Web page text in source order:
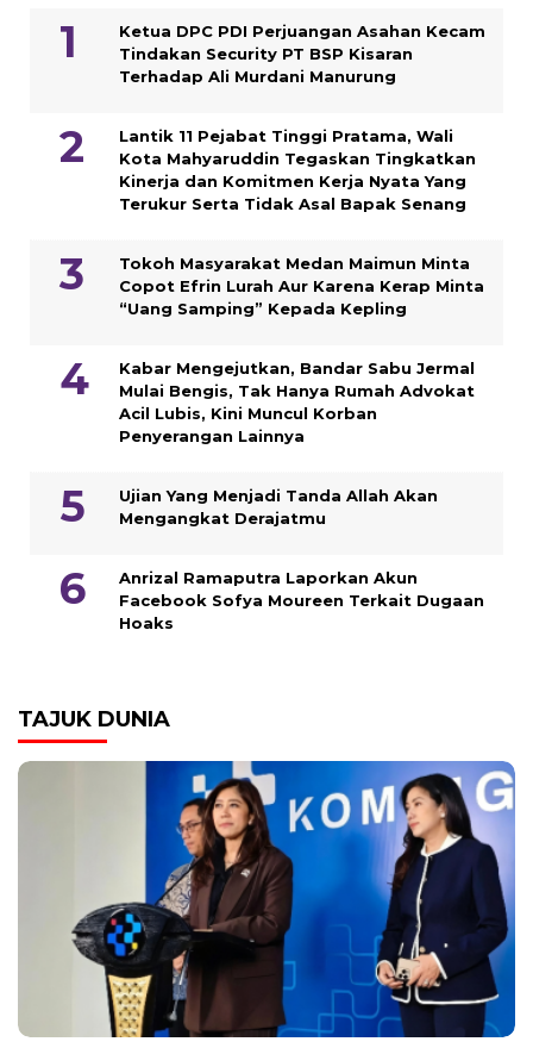
Ketua DPC PDI Perjuangan Asahan Kecam
Tindakan Security PT BSP Kisaran
Terhadap Ali Murdani Manurung
Lantik 11 Pejabat Tinggi Pratama, Wali
Kota Mahyaruddin Tegaskan Tingkatkan
Kinerja dan Komitmen Kerja Nyata Yang
Terukur Serta Tidak Asal Bapak Senang
Tokoh Masyarakat Medan Maimun Minta
Copot Efrin Lurah Aur Karena Kerap Minta
“Uang Samping” Kepada Kepling
Kabar Mengejutkan, Bandar Sabu Jermal
Mulai Bengis, Tak Hanya Rumah Advokat
Acil Lubis, Kini Muncul Korban
Penyerangan Lainnya
Ujian Yang Menjadi Tanda Allah Akan
Mengangkat Derajatmu
Anrizal Ramaputra Laporkan Akun
Facebook Sofya Moureen Terkait Dugaan
Hoaks
TAJUK DUNIA